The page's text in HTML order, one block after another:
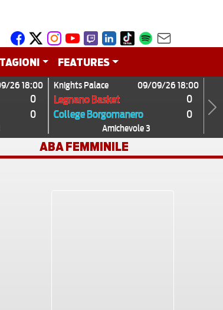
FEATURES
26 18:00
0
0
Knights Palace 09/09/26 18:00
Legnano Basket
0
College Borgomanero
0
Amichevole 3
Next
ABA FEMMINILE